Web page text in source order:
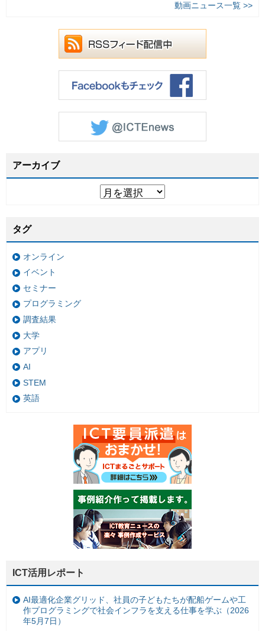
動画ニュース一覧 >>
アーカイブ
タグ
オンライン
イベント
セミナー
プログラミング
調査結果
大学
アプリ
AI
STEM
英語
ICT活用レポート
AI最適化企業グリッド、社員の子どもたちが配船ゲームや工
作プログラミングで社会インフラを支える仕事を学ぶ（2026
年5月7日）